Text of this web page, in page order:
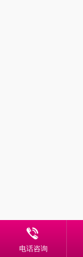
电话咨询